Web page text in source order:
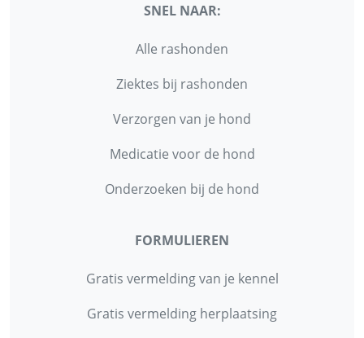
SNEL NAAR:
Alle rashonden
Ziektes bij rashonden
Verzorgen van je hond
Medicatie voor de hond
Onderzoeken bij de hond
FORMULIEREN
Gratis vermelding van je kennel
Gratis vermelding herplaatsing